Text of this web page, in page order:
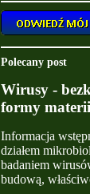
Polecany post
Wirusy -
formy
Informacja
działem
badaniem
budową,